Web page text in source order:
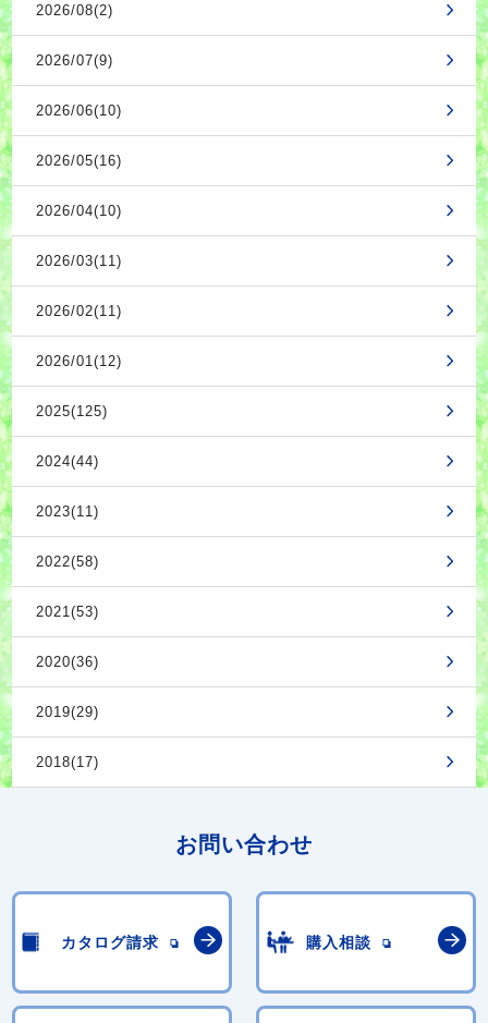
2026/08(2)
2026/07(9)
2026/06(10)
2026/05(16)
2026/04(10)
2026/03(11)
2026/02(11)
2026/01(12)
2025(125)
2024(44)
2023(11)
2022(58)
2021(53)
2020(36)
2019(29)
2018(17)
お問い合わせ
カタログ請求 購入相談